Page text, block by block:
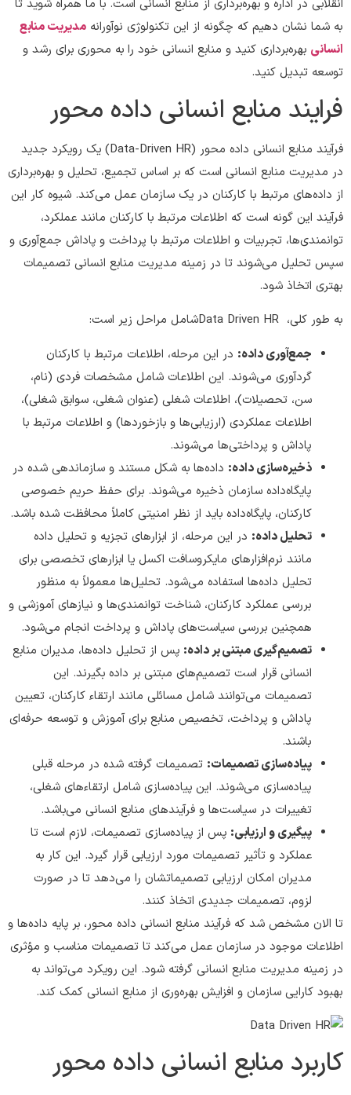
انقلابی در اداره و بهره‌برداری از منابع انسانی است. با ما همراه شوید تا
به شما نشان دهیم که چگونه از این تکنولوژی نوآورانه مدیریت منابع
انسانی بهره‌برداری کنید و منابع انسانی خود را به محوری برای رشد و
توسعه تبدیل کنید.
فرایند منابع انسانی داده محور
فرآیند منابع انسانی داده محور (Data-Driven HR) یک رویکرد جدید
در مدیریت منابع انسانی است که بر اساس تجمیع، تحلیل و بهره‌برداری
از داده‌های مرتبط با کارکنان در یک سازمان عمل می‌کند. شیوه کار این
فرآیند این گونه است که اطلاعات مرتبط با کارکنان مانند عملکرد،
توانمندی‌ها، تجربیات و اطلاعات مرتبط با پرداخت و پاداش جمع‌آوری و
سپس تحلیل می‌شوند تا در زمینه مدیریت منابع انسانی تصمیمات
بهتری اتخاذ شود.
به طور کلی، Data Driven HRشامل مراحل زیر است:
جمع‌آوری داده: در این مرحله، اطلاعات مرتبط با کارکنان
گردآوری می‌شوند. این اطلاعات شامل مشخصات فردی (نام،
سن، تحصیلات)، اطلاعات شغلی (عنوان شغلی، سوابق شغلی)،
اطلاعات عملکردی (ارزیابی‌ها و بازخوردها) و اطلاعات مرتبط با
پاداش و پرداختی‌ها می‌شوند.
ذخیره‌سازی داده: داده‌ها به شکل مستند و سازماندهی شده در
پایگاه‌داده‌ سازمان ذخیره می‌شوند. برای حفظ حریم خصوصی
کارکنان، پایگاه‌داده‌ باید از نظر امنیتی کاملاً محافظت شده باشد.
تحلیل داده: در این مرحله، از ابزارهای تجزیه و تحلیل داده
مانند نرم‌افزارهای مایکروسافت اکسل یا ابزارهای تخصصی برای
تحلیل داده‌ها استفاده می‌شود. تحلیل‌ها معمولاً به منظور
بررسی عملکرد کارکنان، شناخت توانمندی‌ها و نیازهای آموزشی و
همچنین بررسی سیاست‌های پاداش و پرداخت انجام می‌شود.
تصمیم‌گیری مبتنی بر داده: پس از تحلیل داده‌ها، مدیران منابع
انسانی قرار است تصمیم‌های مبتنی بر داده بگیرند. این
تصمیمات می‌توانند شامل مسائلی مانند ارتقاء کارکنان، تعیین
پاداش و پرداخت، تخصیص منابع برای آموزش و توسعه حرفه‌ای
باشند.
پیاده‌سازی تصمیمات: تصمیمات گرفته شده در مرحله قبلی
پیاده‌سازی می‌شوند. این پیاده‌سازی شامل ارتقاء‌های شغلی،
تغییرات در سیاست‌ها و فرآیندهای منابع انسانی می‌باشد.
پیگیری و ارزیابی: پس از پیاده‌سازی تصمیمات، لازم است تا
عملکرد و تأثیر تصمیمات مورد ارزیابی قرار گیرد. این کار به
مدیران امکان ارزیابی تصمیماتشان را می‌دهد تا در صورت
لزوم، تصمیمات جدیدی اتخاذ کنند.
تا الان مشخص شد که فرآیند منابع انسانی داده محور، بر پایه داده‌ها و
اطلاعات موجود در سازمان عمل می‌کند تا تصمیمات مناسب و مؤثری
در زمینه مدیریت منابع انسانی گرفته شود. این رویکرد می‌تواند به
بهبود کارایی سازمان و افزایش بهره‌وری از منابع انسانی کمک کند.
کاربرد منابع انسانی داده محور